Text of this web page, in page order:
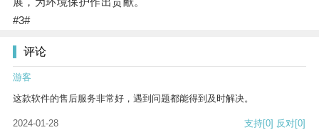
#3#
评论
游客
这款软件的售后服务非常好，遇到问题都能得到及时解决。
2024-01-28 支持[0] 反对[0]